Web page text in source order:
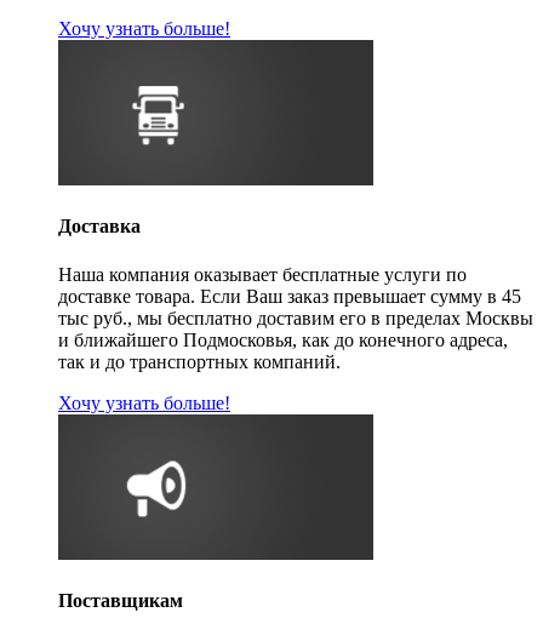
Хочу узнать больше!
Доставка
Наша компания оказывает бесплатные услуги по
доставке товара. Если Ваш заказ превышает сумму в 45
тыс руб., мы бесплатно доставим его в пределах Москвы
и ближайшего Подмосковья, как до конечного адреса,
так и до транспортных компаний.
Хочу узнать больше!
Поставщикам